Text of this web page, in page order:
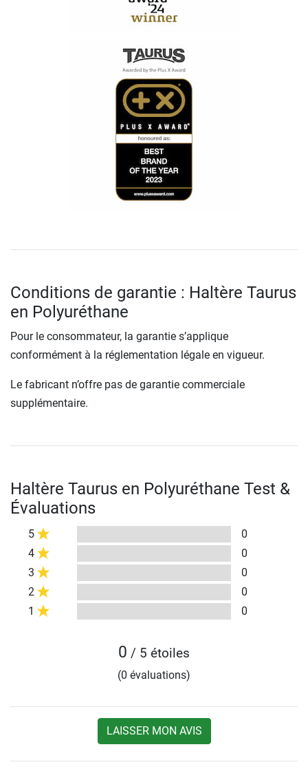
Conditions de garantie : Haltère Taurus
en Polyuréthane
Pour le consommateur, la garantie s’applique
conformément à la réglementation légale en vigueur.
Le fabricant n’offre pas de garantie commerciale
supplémentaire.
Haltère Taurus en Polyuréthane Test &
Évaluations
5
0
4
0
3
0
2
0
1
0
0 / 5 étoiles
(0 évaluations)
LAISSER MON AVIS